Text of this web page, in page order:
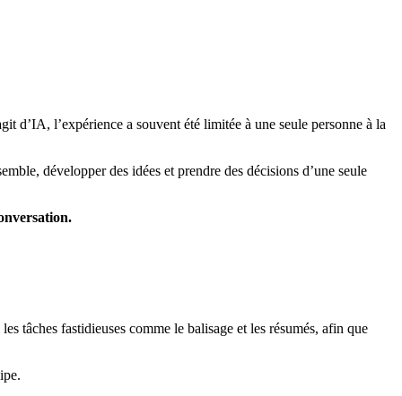
d’IA, l’expérience a souvent été limitée à une seule personne à la
développer des idées et prendre des décisions d’une seule
tâches fastidieuses comme le balisage et les résumés, afin que